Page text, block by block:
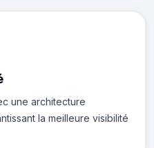
une architecture
la meilleure visibilité